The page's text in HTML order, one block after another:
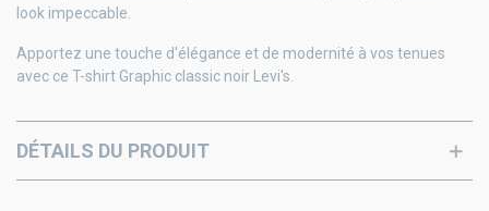
look impeccable.
Apportez une touche d'élégance et de modernité à vos tenues
avec ce T-shirt Graphic classic noir Levi's.
DÉTAILS DU PRODUIT